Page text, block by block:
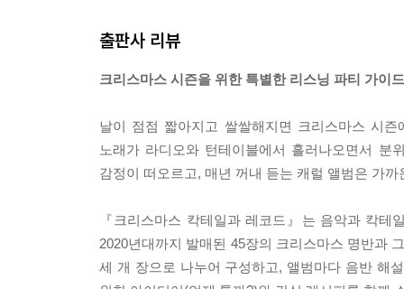
출판사 리뷰
크리스마스 시즌을 위한 특별한 리스닝 파티 가이
날이 점점 짧아지고 쌀쌀해지면 크리스마스 시
노래가 라디오와 턴테이블에서 흘러나오면서
감정이 떠오르고, 매년 꺼내 듣는 캐럴 앨범은 가
『크리스마스 칵테일과 레코드』는 음악과 칵
2020년대까지 발매된 45장의 크리스마스 명반과
세 개 장으로 나누어 구성하고, 앨범마다 음반 해